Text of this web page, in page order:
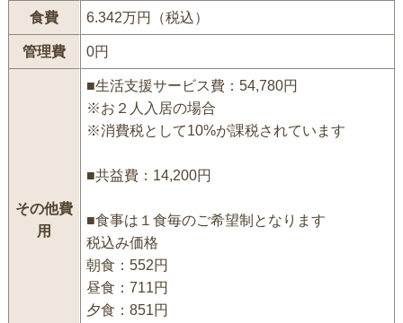
食費 6.342万円（税込）
管理費 0円
その他費
用
■生活支援サービス費：54,780円
※お２人入居の場合
※消費税として10%が課税されています
■共益費：14,200円
■食事は１食毎のご希望制となります
税込み価格
朝食：552円
昼食：711円
夕食：851円